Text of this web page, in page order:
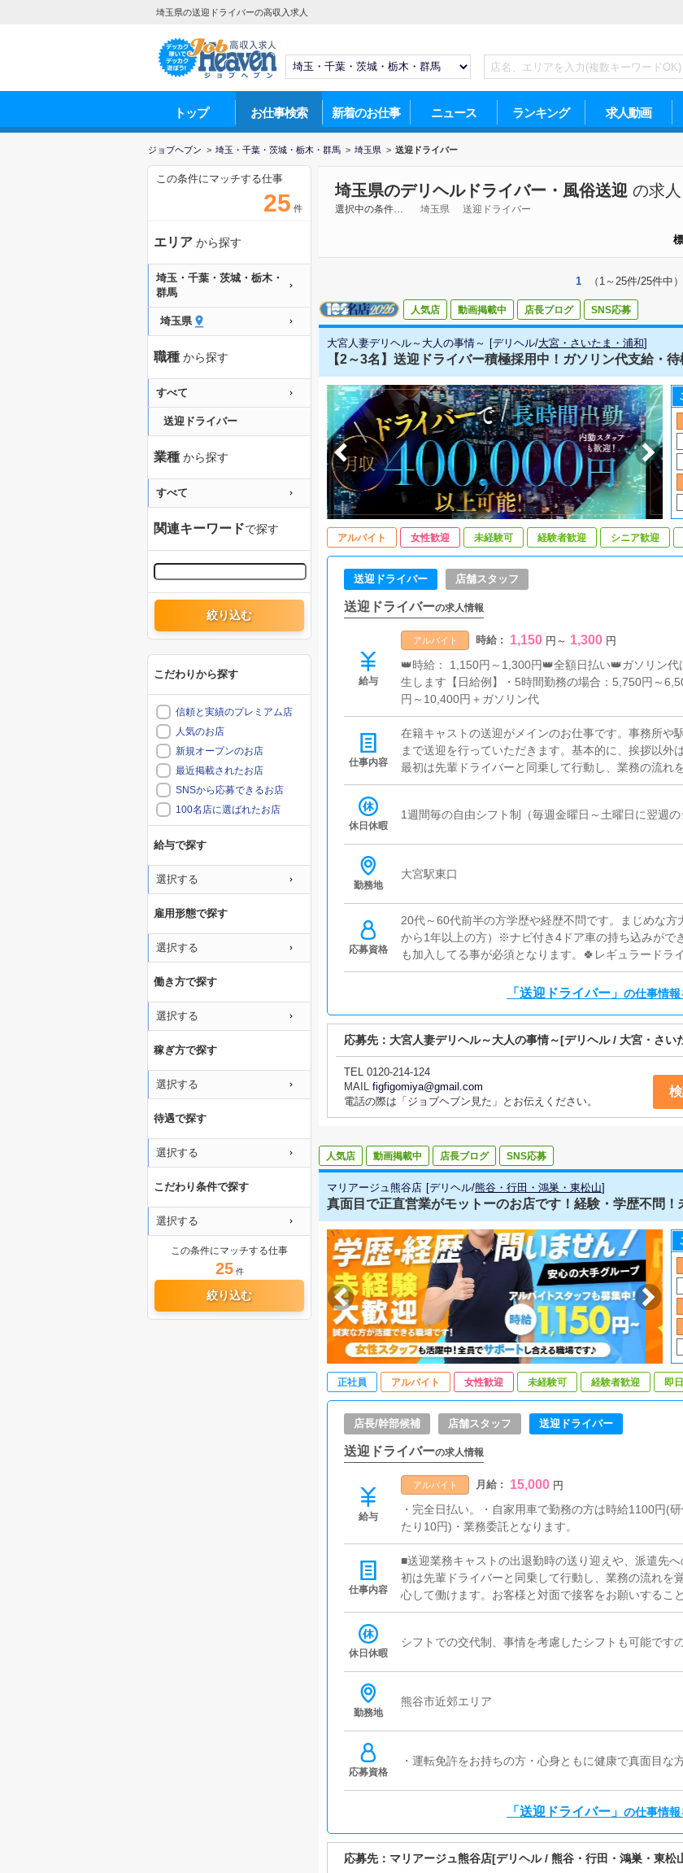
埼玉県の送迎ドライバーの高収入求人
トップ お仕事検索 新着のお仕事 ニュース ランキング 求人動画
ジョブヘブン > 埼玉・千葉・茨城・栃木・群馬 > 埼玉県 > 送迎ドライバー
埼玉県のデリヘルドライバー・風俗送迎 の求人
選択中の条件… 埼玉県 送迎ドライバー
1 （1～25件/25件中）
人気店 動画掲載中 店長ブログ SNS応募
大宮人妻デリヘル～大人の事情～ [デリヘル/大宮・さいたま・浦和]
【2～3名】送迎ドライバー積極採用中！ガソリン代支給・
アルバイト 女性歓迎 未経験可 経験者歓迎 シニア歓迎
送迎ドライバー 店舗スタッフ
送迎ドライバーの求人情報
給与
アルバイト 時給 : 1,150 円 ～ 1,300 円
👑時給： 1,150円～1,300円👑全額日払い👑ガソリン
生します【日給例】・5時間勤務の場合：5,750円～
円～10,400円＋ガソリン代
仕事内容
在籍キャストの送迎がメインのお仕事です。事務所や
まで送迎を行っていただきます。基本的に、挨拶以外
最初は先輩ドライバーと同乗して行動し、業務の流れ
安心して働けます。(ポイント💡)待機中は、車内で
休日休暇
1週間毎の自由シフト制（毎週金曜日～土曜日に翌週の
勤務地
大宮駅東口
応募資格
20代～60代前半の方学歴や経歴不問です。まじめな
から1年以上の方）※ナビ付き4ドア車の持ち込みがで
も加入してる事が必須となります。🍀レギュラードラ
経験者どちらも大歓迎🍀ラストに入れる方は積極採用
「送迎ドライバー」 の仕事情
応募先： 大宮人妻デリヘル～大人の事情～[デリヘル / 大宮・さい
TEL 0120-214-124
MAIL figfigomiya@gmail.com
電話の際は「ジョブヘブン見た」とお伝えください。
人気店 動画掲載中 店長ブログ SNS応募
マリアージュ熊谷店 [デリヘル/熊谷・行田・鴻巣・東松山]
真面目で正直営業がモットーのお店です！経験・学歴不問！
正社員 アルバイト 女性歓迎 未経験可 経験者歓迎 即
店長/幹部候補 店舗スタッフ 送迎ドライバー
送迎ドライバーの求人情報
給与
アルバイト 月給 : 15,000 円
・完全日払い。・自家用車で勤務の方は時給1100円(
たり10円)・業務委託となります。
仕事内容
■送迎業務キャストの出退勤時の送り迎えや、派遣先
初は先輩ドライバーと同乗して行動し、業務の流れを
心して働けます。お客様と対面で接客をお願いするこ
時間に、事務所や待機室の清掃を行っていただきます
休日休暇
シフトでの交代制、事情を考慮したシフトも可能です
勤務地
熊谷市近郊エリア
応募資格
・運転免許をお持ちの方・心身ともに健康で真面目な
「送迎ドライバー」 の仕事情
応募先： マリアージュ熊谷店[デリヘル / 熊谷・行田・鴻巣・東松
この条件にマッチする仕事
25 件
エリア から探す
埼玉・千葉・茨城・栃木・
群馬
埼玉県
職種 から探す
すべて
送迎ドライバー
業種 から探す
すべて
関連キーワードで探す
絞り込む
こだわりから探す
信頼と実績のプレミアム店
人気のお店
新規オープンのお店
最近掲載されたお店
SNSから応募できるお店
100名店に選ばれたお店
給与で探す
選択する
雇用形態で探す
選択する
働き方で探す
選択する
稼ぎ方で探す
選択する
待遇で探す
選択する
こだわり条件で探す
選択する
この条件にマッチする仕事
25件
絞り込む